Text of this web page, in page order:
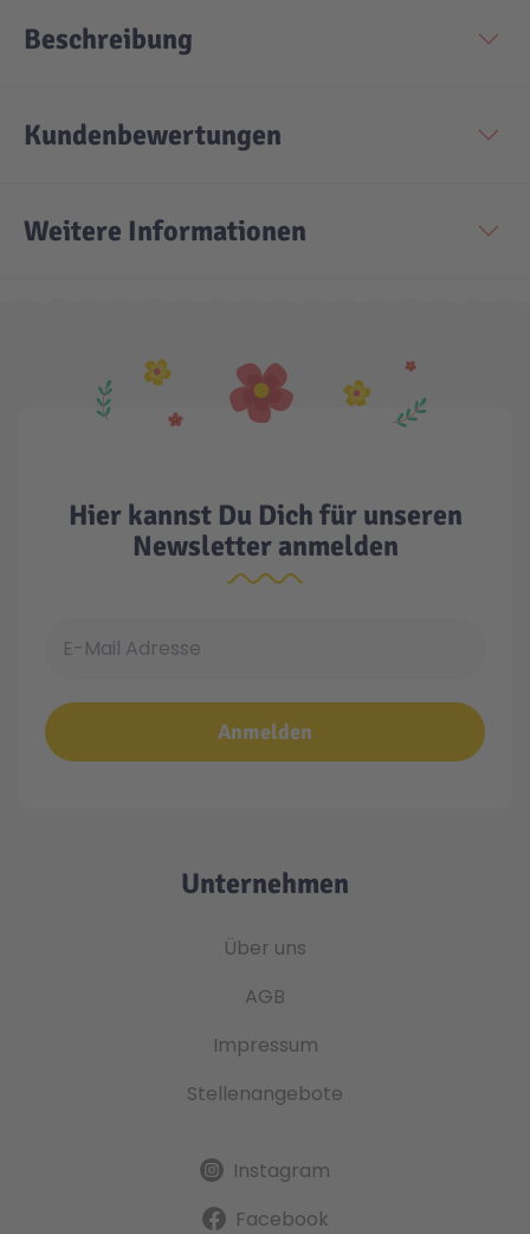
Beschreibung
Kundenbewertungen
Weitere Informationen
Hier kannst Du Dich für unseren
Newsletter anmelden
Anmelden
Unternehmen
Über uns
AGB
Impressum
Stellenangebote
Instagram
Facebook